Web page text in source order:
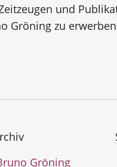
und
Gröning zu
Gröning